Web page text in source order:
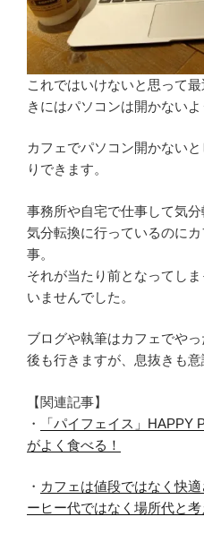
これではいけないと思って
きにはパソコンは開かないよ
カフェでパソコン開かない
りできます。
事務所や自宅で仕事して気分
気分転換に行っているのに
事。
それが当たり前となってし
いませんでした。
ブログや執筆はカフェでや
後も行きますが、息抜きも意
【関連記事】
・
「パイフェイス」HAPPY
がよく食べる！
・ カフェは値段ではなく快
ーヒー代ではなく場所代と考